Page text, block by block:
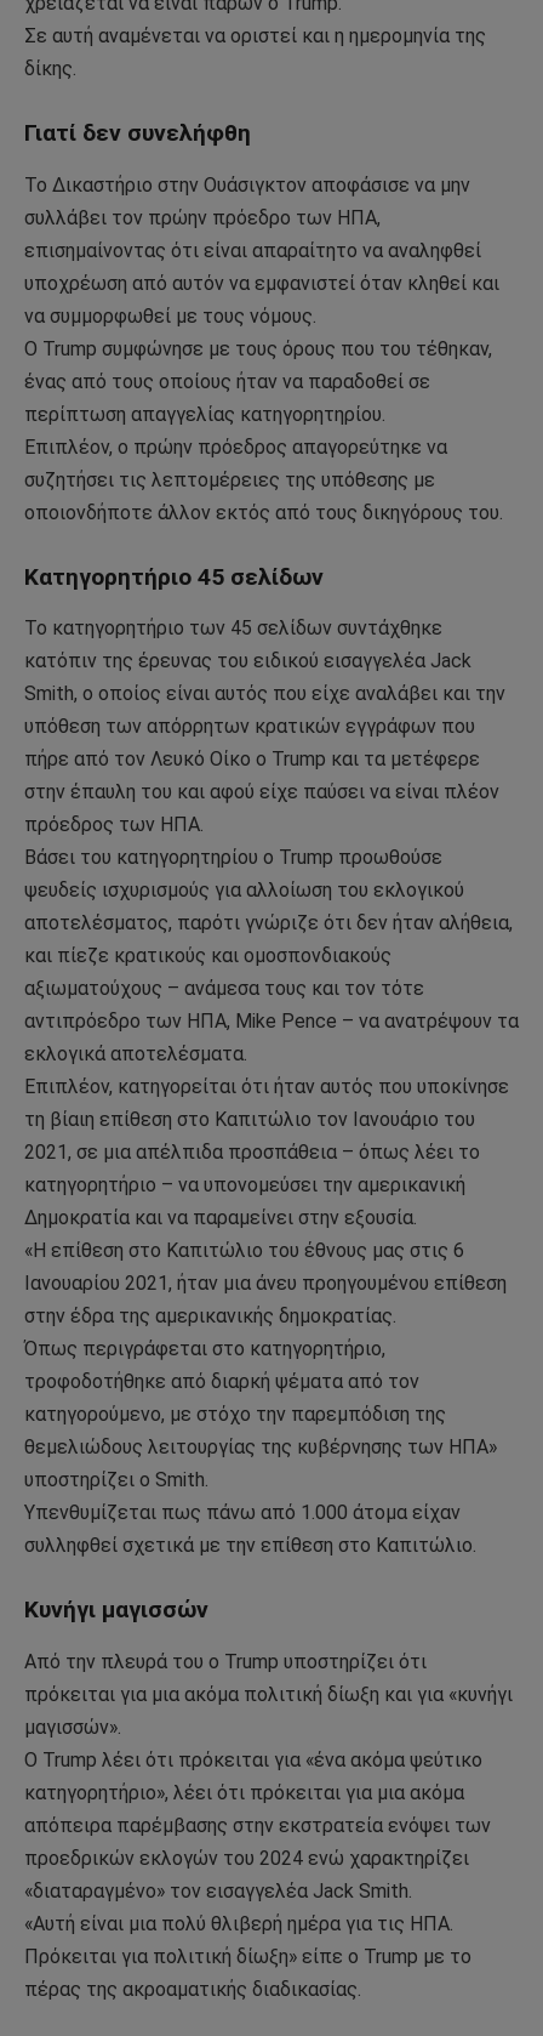
Σε αυτή αναμένεται να οριστεί και η ημερομηνία της
δίκης.
Γιατί δεν συνελήφθη
Το Δικαστήριο στην Ουάσιγκτον αποφάσισε να μην
συλλάβει τον πρώην πρόεδρο των ΗΠΑ,
επισημαίνοντας ότι είναι απαραίτητο να αναληφθεί
υποχρέωση από αυτόν να εμφανιστεί όταν κληθεί και
να συμμορφωθεί με τους νόμους.
Ο Trump συμφώνησε με τους όρους που του τέθηκαν,
ένας από τους οποίους ήταν να παραδοθεί σε
περίπτωση απαγγελίας κατηγορητηρίου.
Επιπλέον, ο πρώην πρόεδρος απαγορεύτηκε να
συζητήσει τις λεπτομέρειες της υπόθεσης με
οποιονδήποτε άλλον εκτός από τους δικηγόρους του.
Κατηγορητήριο 45 σελίδων
Το κατηγορητήριο των 45 σελίδων συντάχθηκε
κατόπιν της έρευνας του ειδικού εισαγγελέα Jack
Smith, ο οποίος είναι αυτός που είχε αναλάβει και την
υπόθεση των απόρρητων κρατικών εγγράφων που
πήρε από τον Λευκό Οίκο ο Trump και τα μετέφερε
στην έπαυλη του και αφού είχε παύσει να είναι πλέον
πρόεδρος των ΗΠΑ.
Βάσει του κατηγορητηρίου ο Trump προωθούσε
ψευδείς ισχυρισμούς για αλλοίωση του εκλογικού
αποτελέσματος, παρότι γνώριζε ότι δεν ήταν αλήθεια,
και πίεζε κρατικούς και ομοσπονδιακούς
αξιωματούχους – ανάμεσα τους και τον τότε
αντιπρόεδρο των ΗΠΑ, Mike Pence – να ανατρέψουν τα
εκλογικά αποτελέσματα.
Επιπλέον, κατηγορείται ότι ήταν αυτός που υποκίνησε
τη βίαιη επίθεση στο Καπιτώλιο τον Ιανουάριο του
2021, σε μια απέλπιδα προσπάθεια – όπως λέει το
κατηγορητήριο – να υπονομεύσει την αμερικανική
Δημοκρατία και να παραμείνει στην εξουσία.
«Η επίθεση στο Καπιτώλιο του έθνους μας στις 6
Ιανουαρίου 2021, ήταν μια άνευ προηγουμένου επίθεση
στην έδρα της αμερικανικής δημοκρατίας.
Όπως περιγράφεται στο κατηγορητήριο,
τροφοδοτήθηκε από διαρκή ψέματα από τον
κατηγορούμενο, με στόχο την παρεμπόδιση της
θεμελιώδους λειτουργίας της κυβέρνησης των ΗΠΑ»
υποστηρίζει ο Smith.
Υπενθυμίζεται πως πάνω από 1.000 άτομα είχαν
συλληφθεί σχετικά με την επίθεση στο Καπιτώλιο.
Κυνήγι μαγισσών
Από την πλευρά του ο Trump υποστηρίζει ότι
πρόκειται για μια ακόμα πολιτική δίωξη και για «κυνήγι
μαγισσών».
Ο Trump λέει ότι πρόκειται για «ένα ακόμα ψεύτικο
κατηγορητήριο», λέει ότι πρόκειται για μια ακόμα
απόπειρα παρέμβασης στην εκστρατεία ενόψει των
προεδρικών εκλογών του 2024 ενώ χαρακτηρίζει
«διαταραγμένο» τον εισαγγελέα Jack Smith.
«Αυτή είναι μια πολύ θλιβερή ημέρα για τις ΗΠΑ.
Πρόκειται για πολιτική δίωξη» είπε ο Trump με το
πέρας της ακροαματικής διαδικασίας.